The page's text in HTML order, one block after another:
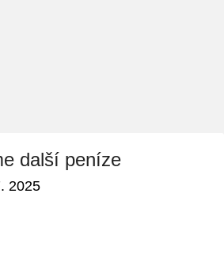
další peníze
2025